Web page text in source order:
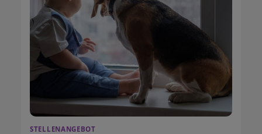
STELLENANGEBOT